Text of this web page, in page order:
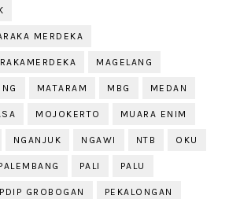
MERDEKA
MAGELANG
MATARAM MBG MEDAN
MOJOKERTO MUARA ENIM
NGANJUK NGAWI NTB OKU
PALI PALU
PDIP GROBOGAN PEKALONGAN